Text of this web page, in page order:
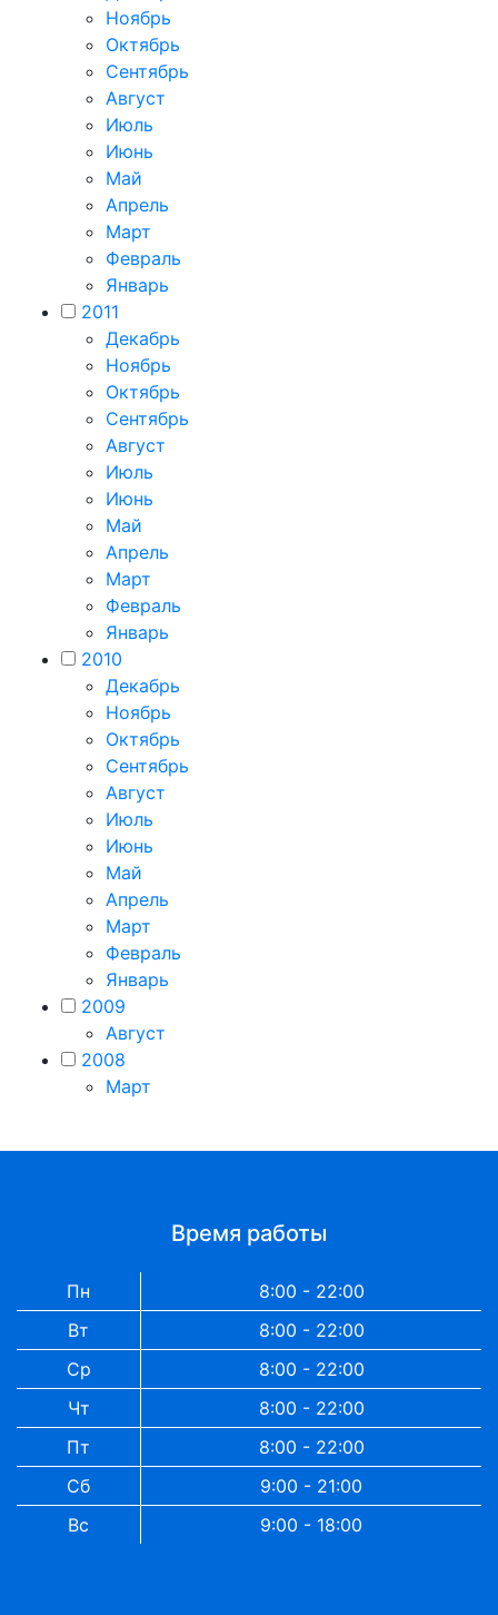
Ноябрь
Октябрь
Сентябрь
Август
Июль
Июнь
Май
Апрель
Март
Февраль
Январь
2011
Декабрь
Ноябрь
Октябрь
Сентябрь
Август
Июль
Июнь
Май
Апрель
Март
Февраль
Январь
2010
Декабрь
Ноябрь
Октябрь
Сентябрь
Август
Июль
Июнь
Май
Апрель
Март
Февраль
Январь
2009
Август
2008
Март
Время работы
Пн
8:00 - 22:00
Вт
8:00 - 22:00
Ср
8:00 - 22:00
Чт
8:00 - 22:00
Пт
8:00 - 22:00
Сб
9:00 - 21:00
Вс
9:00 - 18:00